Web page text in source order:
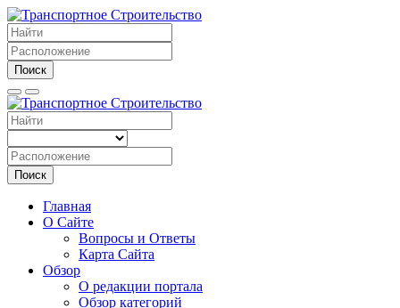
Поиск
Поиск
Главная
О Сайте
Вопросы и Ответы
Карта Сайта
Обзор
О редакции портала
Обзор категорий